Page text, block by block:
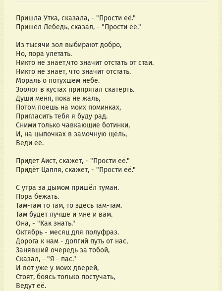
Пришла Утка, сказала, - "Прости её."
Пришёл Лебедь, сказал, - "Прости её."
Из тысячи зол выбирают добро,
Но, пора улетать.
Никто не знает,что значит отстать от стаи.
Никто не знает, что значит отстать.
Мораль о потухшем небе.
Зоолог в кустах припрятал скатерть.
Души меня, пока не жаль,
Потом поешь на моих поминках,
Пригласить тебя я буду рад.
Сними только чавкающие ботинки,
И, на цыпочках в замочную щель,
Веди её.
Придет Аист, скажет, - "Прости её."
Придёт Цапля, скажет, - "Прости её."
С утра за дымом пришёл туман.
Пора бежать.
Там-там то там, то здесь там-там.
Там будет лучше и мне и вам.
Она, - "Как знать."
Октябрь - месяц для полуфраз.
Дорога к нам - долгий путь от нас,
Занявший очередь за тобой,
Сказал, - "Я - пас."
И вот уже у моих дверей,
Стоят, боясь только постучать,
Ведут её.